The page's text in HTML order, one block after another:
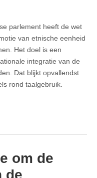
parlement heeft de wet
van etnische eenheid
Het doel is een
integratie van de
Dat blijkt opvallendst
rond taalgebruik.
om de
de